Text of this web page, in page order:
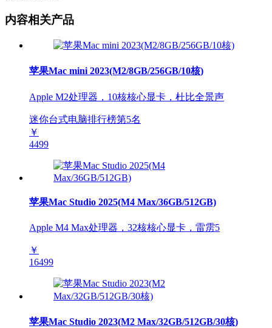
内容相关产品
苹果Mac mini 2023(M2/8GB/256GB/10核)
Apple M2处理器，10核核心显卡，杜比全景声
迷你台式电脑排行榜第5名
￥
4499
苹果Mac Studio 2025(M4 Max/36GB/512GB)
Apple M4 Max处理器，32核核心显卡，雷雳5
￥
16499
苹果Mac Studio 2023(M2 Max/32GB/512GB/30核)